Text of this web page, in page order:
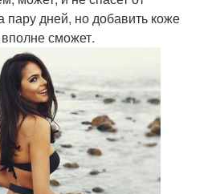
пару дней, но добавить коже
сможет.